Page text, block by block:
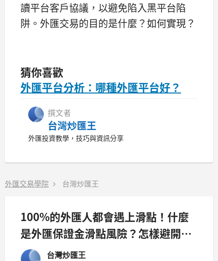
讀平台客戶協議，以避免陷入黑平台陷
阱。外匯交易的目的是什麼？如何實現？
猜你喜歡
外匯平台分析：哪種外匯平台好？
撰文者
台灣炒匯王
外匯投資教學，技巧與資訊分享
外匯交易學院 台灣炒匯王
100%的外匯人都會遇上滑點！什麼
是外匯保證金滑點風險？怎樣避開
它？
台灣炒匯王